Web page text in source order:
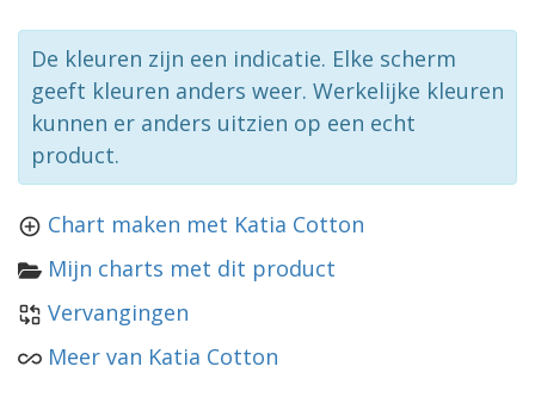
De kleuren zijn een indicatie. Elke scherm
geeft kleuren anders weer. Werkelijke kleuren
kunnen er anders uitzien op een echt
product.
Chart maken met Katia Cotton
Mijn charts met dit product
Vervangingen
Meer van Katia Cotton